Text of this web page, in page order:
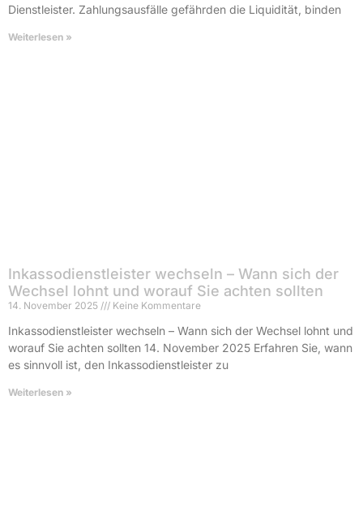
Dienstleister. Zahlungsausfälle gefährden die Liquidität, binden
Weiterlesen »
Inkassodienstleister wechseln – Wann sich der
Wechsel lohnt und worauf Sie achten sollten
14. November 2025 Keine Kommentare
Inkassodienstleister wechseln – Wann sich der Wechsel lohnt und
worauf Sie achten sollten 14. November 2025 Erfahren Sie, wann
es sinnvoll ist, den Inkassodienstleister zu
Weiterlesen »